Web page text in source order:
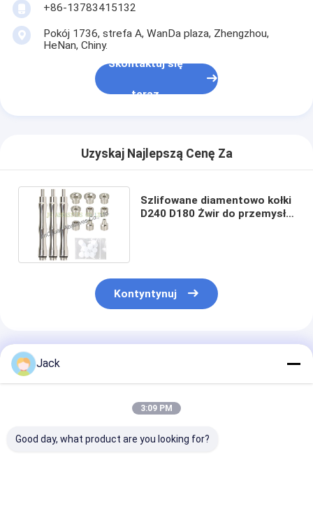
+86-13783415132
Pokój 1736, strefa A, WanDa plaza, Zhengzhou,
HeNan, Chiny.
Skontaktuj się
teraz
Uzyskaj Najlepszą Cenę Za
Szlifowane diamentowo kołki
D240 D180 Żwir do przemysłu
Kontyntynuj
Polecane Produkty
Jack
3:09 PM
Good day, what product are you looking for?